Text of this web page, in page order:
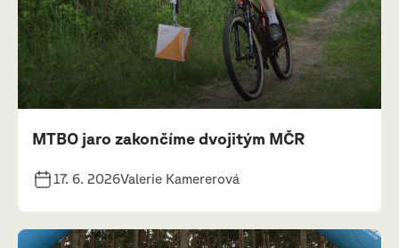
MTBO jaro zakončíme dvojitým MČR
17. 6. 2026Valerie Kamererová